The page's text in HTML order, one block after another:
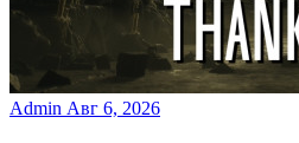
Admin Авг 6, 2026